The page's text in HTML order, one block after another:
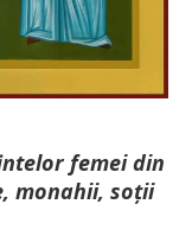
femei din
monahii, soții